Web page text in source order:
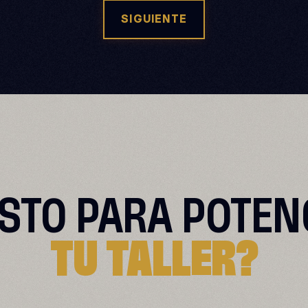
SIGUIENTE
PARA
TU TALLER?